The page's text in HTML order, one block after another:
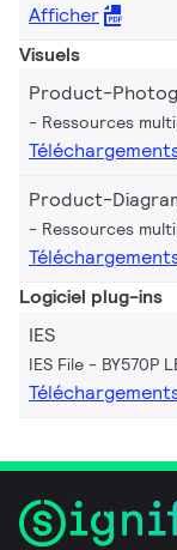
Afficher
Visuels
Product-
Ressources
Product-
Ressources
Logiciel plug-ins
IES
IES File - BY570P